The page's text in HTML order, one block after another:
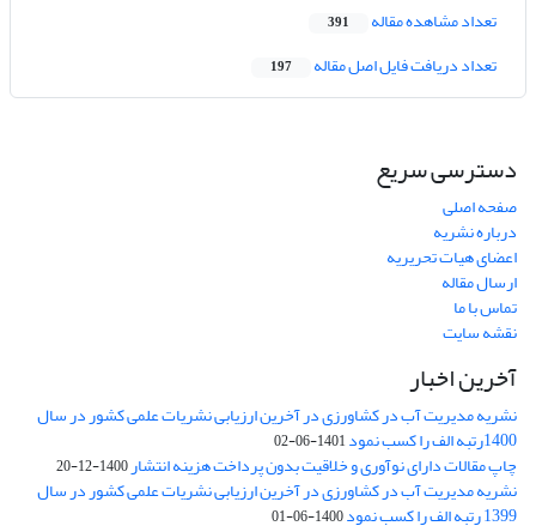
تعداد مشاهده مقاله 391
تعداد دریافت فایل اصل مقاله 197
دسترسی سریع
صفحه اصلی
درباره نشریه
اعضای هیات تحریریه
ارسال مقاله
تماس با ما
نقشه سایت
آخرین اخبار
نشریه مدیریت آب در کشاورزی در آخرین ارزیابی نشریات علمی کشور در سال
1400رتبه الف را کسب نمود 1401-06-02
چاپ مقالات دارای نوآوری و خلاقیت بدون پرداخت هزینه انتشار1400-12-20
نشریه مدیریت آب در کشاورزی در آخرین ارزیابی نشریات علمی کشور در سال
1399 رتبه الف را کسب نمود 1400-06-01